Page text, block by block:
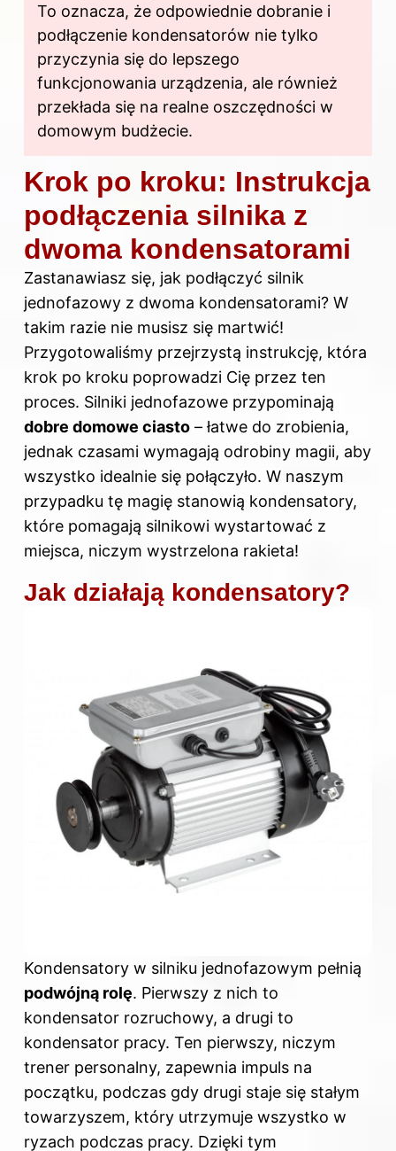
To oznacza, że odpowiednie dobranie i
podłączenie kondensatorów nie tylko
przyczynia się do lepszego
funkcjonowania urządzenia, ale również
przekłada się na realne oszczędności w
domowym budżecie.
Krok po kroku: Instrukcja
podłączenia silnika z
dwoma kondensatorami
Zastanawiasz się, jak podłączyć silnik
jednofazowy z dwoma kondensatorami? W
takim razie nie musisz się martwić!
Przygotowaliśmy przejrzystą instrukcję, która
krok po kroku poprowadzi Cię przez ten
proces. Silniki jednofazowe przypominają
dobre domowe ciasto – łatwe do zrobienia,
jednak czasami wymagają odrobiny magii, aby
wszystko idealnie się połączyło. W naszym
przypadku tę magię stanowią kondensatory,
które pomagają silnikowi wystartować z
miejsca, niczym wystrzelona rakieta!
Jak działają kondensatory?
Kondensatory w silniku jednofazowym pełnią
podwójną rolę. Pierwszy z nich to
kondensator rozruchowy, a drugi to
kondensator pracy. Ten pierwszy, niczym
trener personalny, zapewnia impuls na
początku, podczas gdy drugi staje się stałym
towarzyszem, który utrzymuje wszystko w
ryzach podczas pracy. Dzięki tym